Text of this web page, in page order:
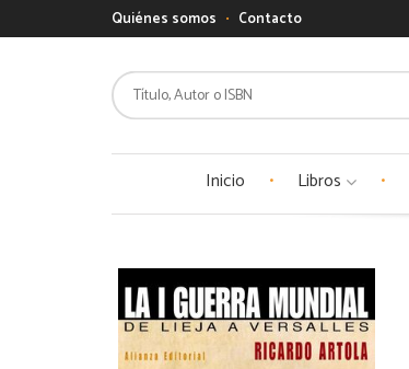
Quiénes somos Contacto
Inicio Libros